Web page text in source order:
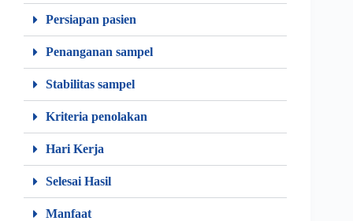
Persiapan pasien
Penanganan sampel
Stabilitas sampel
Kriteria penolakan
Hari Kerja
Selesai Hasil
Manfaat